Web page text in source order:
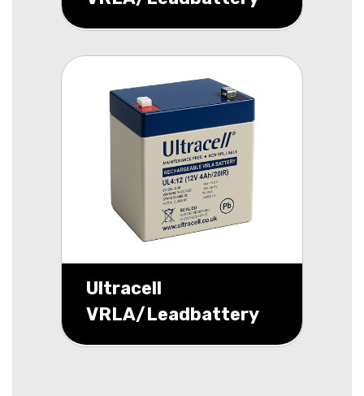
UL 12v 800mAh
Ultracell
VRLA/Leadbattery
UL 12v 4000mah